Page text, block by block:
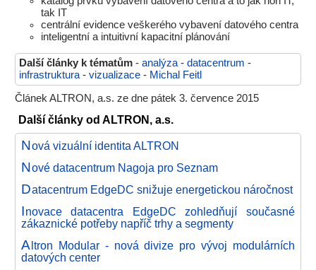
tak IT
centrální evidence veškerého vybavení datového centra
inteligentní a intuitivní kapacitní plánování
Další články k tématům - analýza- datacentrum -
infrastruktura- vizualizace - Michal Feitl
Článek ALTRON, a.s. ze dne pátek 3. července 2015
Další články od ALTRON, a.s.
Nová vizuální identita ALTRON
Nové datacentrum Nagoja pro Seznam
Datacentrum EdgeDC snižuje energetickou náročnost
Inovace datacentra EdgeDC zohledňují současné
zákaznické potřeby napříč trhy a segmenty
A ltron Modular - nová divize pro vývoj modulárních
datových center